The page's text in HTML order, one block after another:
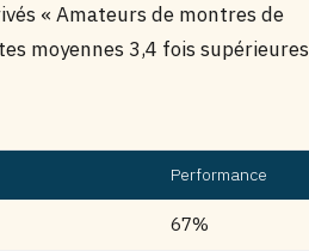
« Amateurs de montres de
moyennes 3,4 fois supérieures
Performance
67%